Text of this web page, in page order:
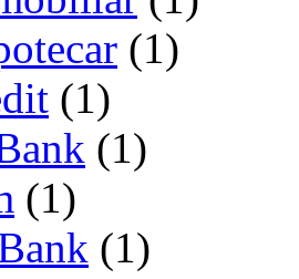
(1)
(1)
(1)
(1)
(1)